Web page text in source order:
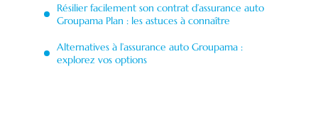
Résilier facilement son contrat d’assurance auto
Groupama Plan : les astuces à connaître
Alternatives à l’assurance auto Groupama :
explorez vos options